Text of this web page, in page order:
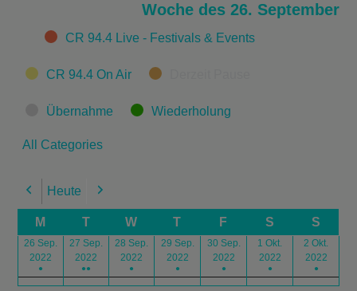
Woche des 26. September
CategoriesCR 94.4 Live - Festivals & Events
CR 94.4 On Air
Übernahme Wiederholung
All Categories
Previous
Heute Next
M T W T F S S
26 Sep.
2022
●
27 Sep.
2022
●●
28 Sep.
2022
●
29 Sep.
2022
●
30 Sep.
2022
●
1 Okt.
2022
●
2 Okt.
2022
●